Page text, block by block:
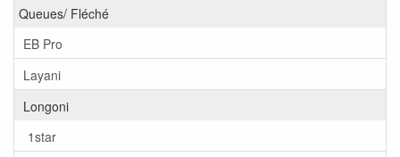
Queues/ Fléché
EB Pro
Layani
Longoni
1star